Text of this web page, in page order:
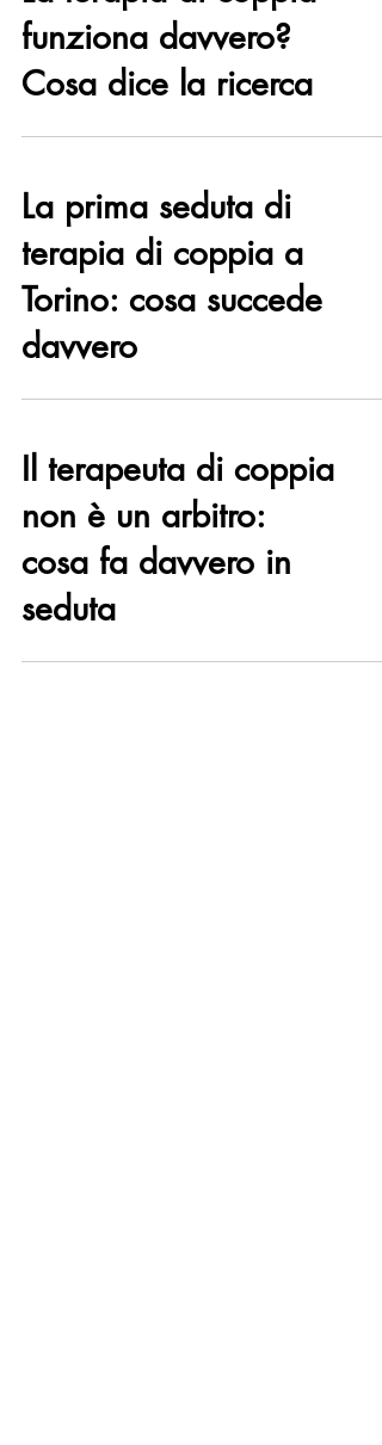
La terapia di coppia
funziona davvero?
Cosa dice la ricerca
La prima seduta di
terapia di coppia a
Torino: cosa succede
davvero
Il terapeuta di coppia
non è un arbitro:
cosa fa davvero in
seduta